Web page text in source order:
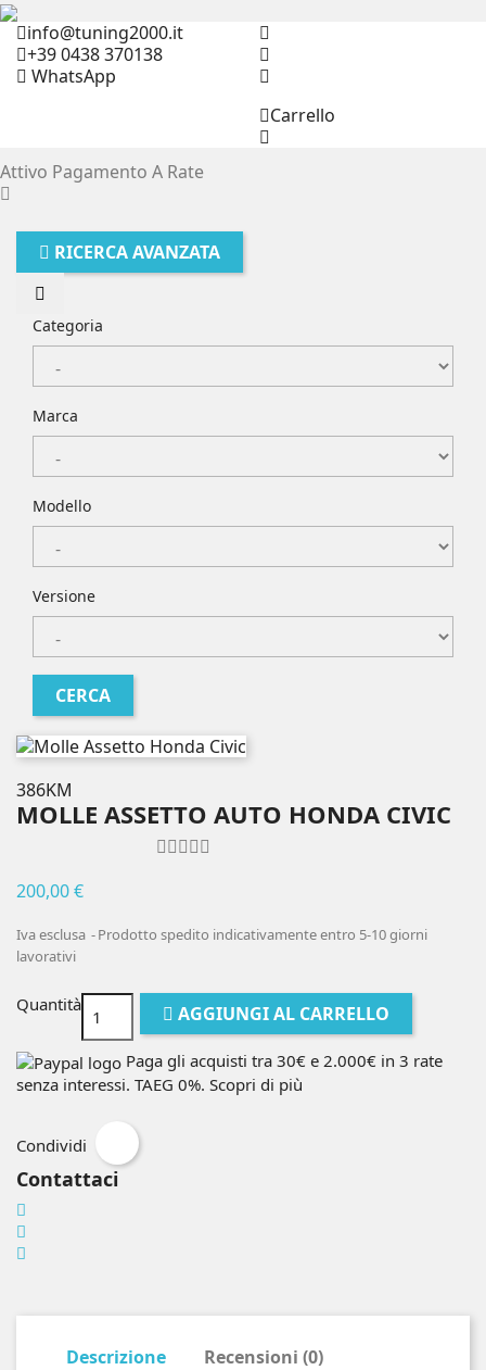
info@tuning2000.it
+39 0438 370138
WhatsApp
Carrello
Attivo Pagamento A Rate
RICERCA AVANZATA
Categoria
Marca
Modello
Versione
386KM
MOLLE ASSETTO AUTO HONDA CIVIC
200,00 €
Iva esclusa
Prodotto spedito indicativamente entro 5-10 giorni
lavorativi
Quantità AGGIUNGI AL CARRELLO
Paga gli acquisti tra 30€ e 2.000€ in 3 rate
senza interessi. TAEG 0%. Scopri di più
Condividi
Contattaci
Descrizione Recensioni (0)